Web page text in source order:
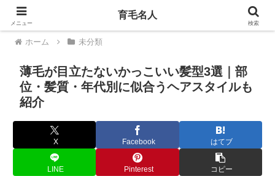
PR
ホーム 未分類
薄毛が目立たないかっこいい髪型3選｜部
位・髪質・年代別に似合うヘアスタイルも
紹介
X Facebook はてブ
LINE Pinterest コピー
メニュー
育毛名人
検索